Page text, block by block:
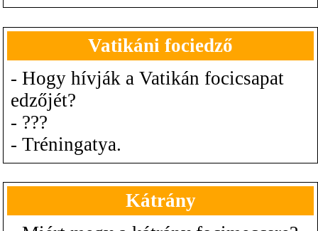
Vatikáni fociedző
- Hogy hívják a Vatikán focicsapat
edzőjét?
- ???
- Tréningatya.
Kátrány